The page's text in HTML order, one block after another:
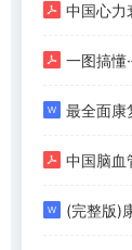
中国心
一图搞懂·
最全面康
中国脑血管
(完整版)